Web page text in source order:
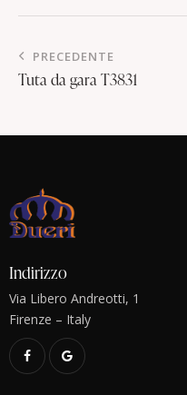
PRECEDENTE
Tuta da gara T3831
Indirizzo
Via Libero Andreotti, 1
Firenze – Italy